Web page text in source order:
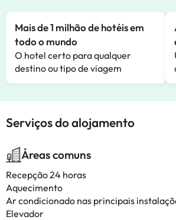
Mais de 1 milhão de hotéis em
todo o mundo
O hotel certo para qualquer
destino ou tipo de viagem
Serviços do alojamento
Áreas comuns
Recepção 24 horas
Aquecimento
Ar condicionado nas principais
Elevador